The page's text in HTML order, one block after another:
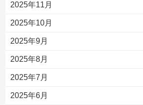
2025年11月
2025年10月
2025年9月
2025年8月
2025年7月
2025年6月